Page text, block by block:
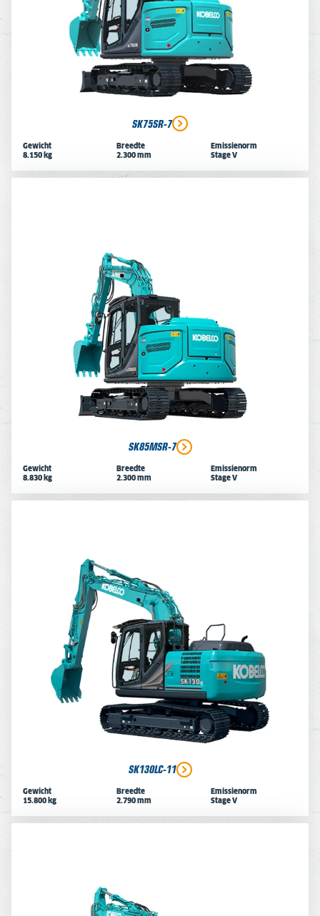
SK75SR-7
Gewicht
8.150 kg
Breedte
2.300 mm
Emissienorm
Stage V
SK85MSR-7
Gewicht
8.830 kg
Breedte
2.300 mm
Emissienorm
Stage V
SK130LC-11
Gewicht
15.800 kg
Breedte
2.790 mm
Emissienorm
Stage V